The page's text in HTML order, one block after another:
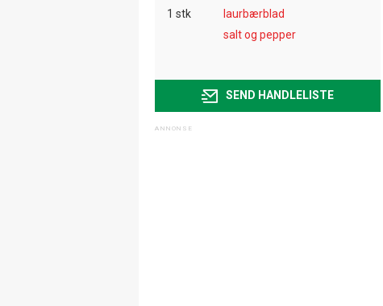
1 stk
laurbærblad
salt og pepper
SEND HANDLELISTE